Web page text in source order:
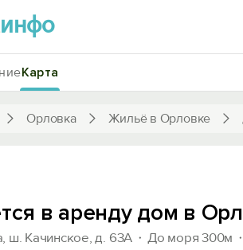
инфо
Орловка Жильё в Орловке
Карта
в аренду дом в
ш. Качинское, д. 63А До моря 300м